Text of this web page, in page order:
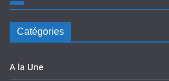
Catégories
A la Une